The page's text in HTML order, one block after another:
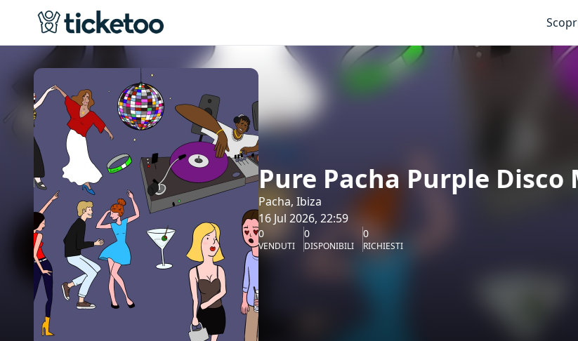
Pure Pacha Purple Disco
Pacha, Ibiza
16 Jul 2026, 22:59
0
VENDUTI
0
DISPONIBILI
0
RICHIESTI